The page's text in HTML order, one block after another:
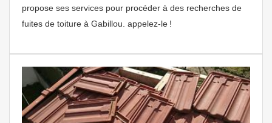
propose ses services pour procéder à des recherches de
fuites de toiture à Gabillou. appelez-le !